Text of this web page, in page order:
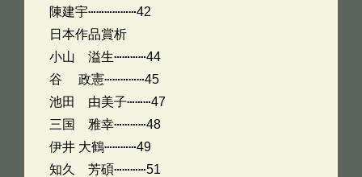
陳建宇⋯⋯⋯⋯⋯⋯42
日本作品賞析
小山 溢生⋯⋯⋯⋯44
谷 政憲⋯⋯⋯⋯⋯45
池田 由美子⋯⋯⋯47
三国 雅幸⋯⋯⋯⋯48
伊井 大鶴⋯⋯⋯⋯49
知久 芳碩⋯⋯⋯⋯51